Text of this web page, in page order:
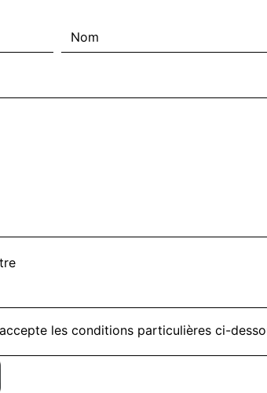
les conditions particulières ci-